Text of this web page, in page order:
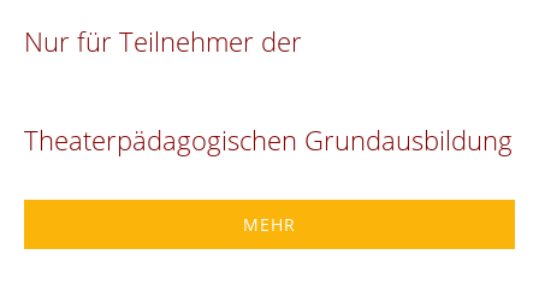
Nur für Teilnehmer der
Theaterpädagogischen Grundausbildung
MEHR